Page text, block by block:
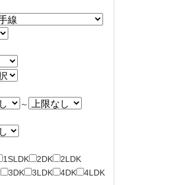
～
1SLDK 2DK
2LDK
3DK 3LDK 4DK
4LDK